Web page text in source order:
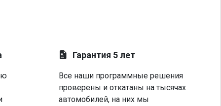
Гарантия 5 лет
Все наши программные решения
проверены и откатаны на тысячах
автомобилей, на них мы